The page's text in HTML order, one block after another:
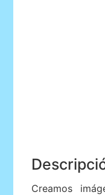
Creamos